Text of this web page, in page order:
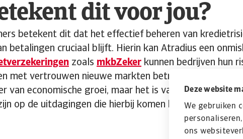
Deze website
We gebruiken
ons
dit voor jou?
betekent dit dat het effectief beheren van
betalingen cruciaal blijft. Hierin kan Atradius een
zoals mkbZeker kunnen bedrijven hun
met vertrouwen nieuwe markten betreden. De export
van economische groei, maar het is van groot belang
op de uitdagingen die hierbij komen kijken.